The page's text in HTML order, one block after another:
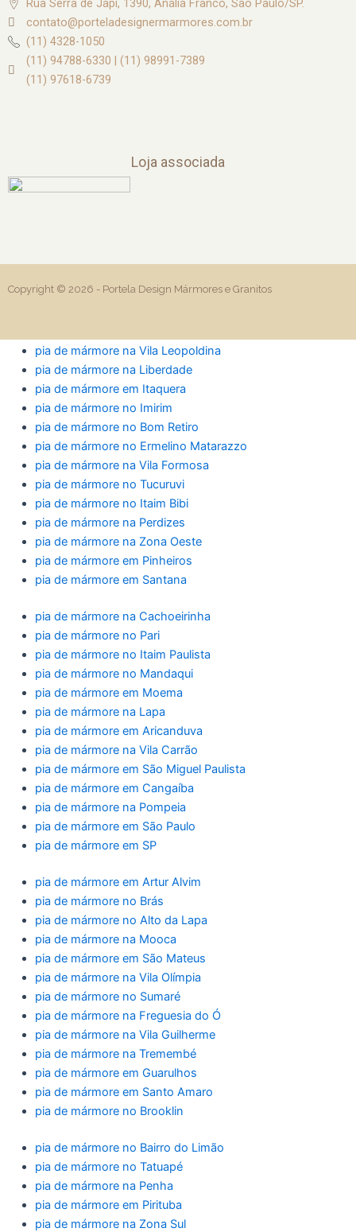
Rua Serra de Japi, 1390, Anália Franco, São Paulo/SP.
contato@porteladesignermarmores.com.br
(11) 4328-1050
(11) 94788-6330 | (11) 98991-7389
(11) 97618-6739
Loja associada
Copyright © 2026 - Portela Design Mármores e Granitos
pia de mármore na Vila Leopoldina
pia de mármore na Liberdade
pia de mármore em Itaquera
pia de mármore no Imirim
pia de mármore no Bom Retiro
pia de mármore no Ermelino Matarazzo
pia de mármore na Vila Formosa
pia de mármore no Tucuruvi
pia de mármore no Itaim Bibi
pia de mármore na Perdizes
pia de mármore na Zona Oeste
pia de mármore em Pinheiros
pia de mármore em Santana
pia de mármore na Cachoeirinha
pia de mármore no Pari
pia de mármore no Itaim Paulista
pia de mármore no Mandaqui
pia de mármore em Moema
pia de mármore na Lapa
pia de mármore em Aricanduva
pia de mármore na Vila Carrão
pia de mármore em São Miguel Paulista
pia de mármore em Cangaíba
pia de mármore na Pompeia
pia de mármore em São Paulo
pia de mármore em SP
pia de mármore em Artur Alvim
pia de mármore no Brás
pia de mármore no Alto da Lapa
pia de mármore na Mooca
pia de mármore em São Mateus
pia de mármore na Vila Olímpia
pia de mármore no Sumaré
pia de mármore na Freguesia do Ó
pia de mármore na Vila Guilherme
pia de mármore na Tremembé
pia de mármore em Guarulhos
pia de mármore em Santo Amaro
pia de mármore no Brooklin
pia de mármore no Bairro do Limão
pia de mármore no Tatuapé
pia de mármore na Penha
pia de mármore em Pirituba
pia de mármore na Zona Sul